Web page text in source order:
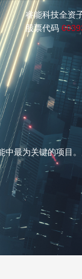
睿能科技全资
股票代码
中最为关键的项目